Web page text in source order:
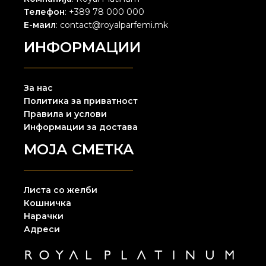
Телефон: +389 78 000 000
Е-маил: contact@royalparfemi.mk
ИНФОРМАЦИИ
За нас
Политика за приватност
Правила и услови
Информации за достава
МОЈА СМЕТКА
Листа со желби
Кошничка
Нарачки
Адреси